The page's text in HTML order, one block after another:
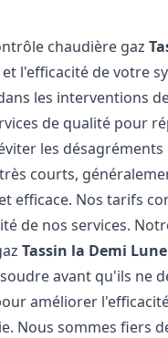
chaudière gaz
l'efficacité de votre
les interventions
de qualité pour
les désagréments
courts,
efficace. Nos tarifs
de nos services.
Tassin la Demi Lune
avant qu'ils ne
améliorer
Nous sommes fiers